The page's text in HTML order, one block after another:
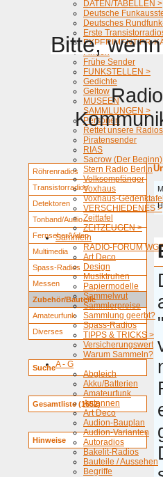
DATEN/TABELLEN >
Deutsche
Deutsches
Erste
EXPERIMENTIER-
Firmen
Frühe Sender
FUNKSTELLEN >
Gedichte
Geltow
MUSEEN
SAMMLUNGEN >
Personen
Rettet unsere Radios
Piratensender
RIAS
Sacrow (Der Beginn)
Stern Radio Berlin
Volksempfänger
Voxhaus
Voxhaus-Gedenktafel
VERSCHIEDENES >
Zeittafel
ZEITZEUGEN >
Sammeln
RADIO-FORUM WGF
Art Deco
Design
Musiktruhen
Papiermodelle
Sammelwut
Sammlerpreise
Sammlung geerbt?
Spass-Radios
TIPPS & TRICKS >
Versicherungswert
Warum Sammeln?
A - G
Abgleich
Akku/Batterien
Amateurfunk
Antennen
Art Deco
Audion-Bauplan
Audion-Varianten
Autoradios
Bakelit-Radios
Bauteile / Aussehen
Begriffe
Bitte,
Röhrenradios
Transistorradios
Detektoren
Tonband/Audio
Fernseher/Video
Multimedia
Spass-Radios
Messen
Zubehör/Bauteile
Amateurfunk
Diverses
Suche
Gesamtliste (1652)
Hinweise